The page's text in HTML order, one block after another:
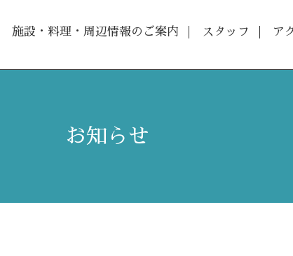
施設・料理・周辺情報のご案内 スタッフ ア
お知らせ